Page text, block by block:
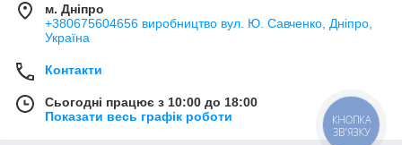
м. Дніпро
+380675604656 виробництво вул. Ю. Савченко, Дніпро,
Україна
Контакти
Сьогодні працює з 10:00 до 18:00
Показати весь графік роботи
КНОПКА
ЗВ'ЯЗКУ